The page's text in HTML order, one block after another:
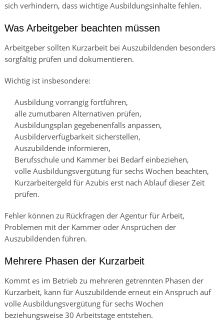
sich verhindern, dass wichtige Ausbildungsinhalte fehlen.
Was Arbeitgeber beachten müssen
Arbeitgeber sollten Kurzarbeit bei Auszubildenden besonders
sorgfältig prüfen und dokumentieren.
Wichtig ist insbesondere:
Ausbildung vorrangig fortführen,
alle zumutbaren Alternativen prüfen,
Ausbildungsplan gegebenenfalls anpassen,
Ausbilderverfügbarkeit sicherstellen,
Auszubildende informieren,
Berufsschule und Kammer bei Bedarf einbeziehen,
volle Ausbildungsvergütung für sechs Wochen beachten,
Kurzarbeitergeld für Azubis erst nach Ablauf dieser Zeit
prüfen.
Fehler können zu Rückfragen der Agentur für Arbeit,
Problemen mit der Kammer oder Ansprüchen der
Auszubildenden führen.
Mehrere Phasen der Kurzarbeit
Kommt es im Betrieb zu mehreren getrennten Phasen der
Kurzarbeit, kann für Auszubildende erneut ein Anspruch auf
volle Ausbildungsvergütung für sechs Wochen
beziehungsweise 30 Arbeitstage entstehen.